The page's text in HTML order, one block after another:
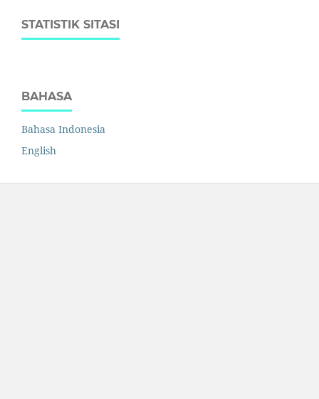
STATISTIK SITASI
BAHASA
Bahasa Indonesia
English